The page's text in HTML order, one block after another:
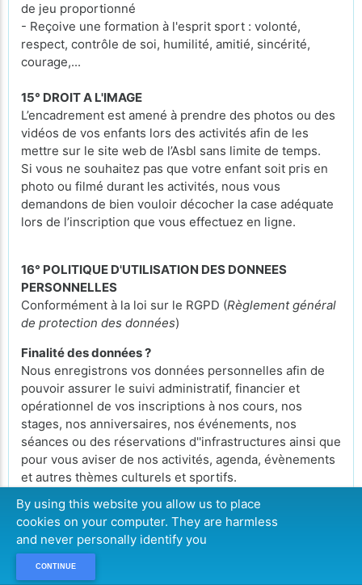
de jeu proportionné
- Reçoive une formation à l'esprit sport : volonté,
respect, contrôle de soi, humilité, amitié, sincérité,
courage,...
15° DROIT A L'IMAGE
L’encadrement est amené à prendre des photos ou des
vidéos de vos enfants lors des activités afin de les
mettre sur le site web de l’Asbl sans limite de temps.
Si vous ne souhaitez pas que votre enfant soit pris en
photo ou filmé durant les activités, nous vous
demandons de bien vouloir décocher la case adéquate
lors de l’inscription que vous effectuez en ligne.
16° POLITIQUE D'UTILISATION DES DONNEES
PERSONNELLES
Conformément à la loi sur le RGPD (Règlement général
de protection des données)
Finalité des données ?
Nous enregistrons vos données personnelles afin de
pouvoir assurer le suivi administratif, financier et
opérationnel de vos inscriptions à nos cours, nos
stages, nos anniversaires, nos événements, nos
séances ou des réservations d''infrastructures ainsi que
pour vous aviser de nos activités, agenda, évènements
et autres thèmes culturels et sportifs.
Durée de conservation de vos données personnelles ?
Elles sont conservées pendant 3 ans et sont
consultables par notre Secrétariat, les gestionnaires du
club et notre personnel qui encadreront les activités
auxquelles vous vous serez inscrits.
By using this website you allow us to place
cookies on your computer. They are harmless
and never personally identify you
CONTINUE